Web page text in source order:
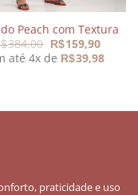
Peach com Textura
384,00 O
preço
original
R$159,90O
preço
atual
até 4x de R$39,98
praticidade e uso